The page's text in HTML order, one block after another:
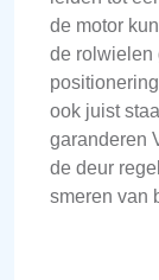
de motor
de rolwielen
ook juist
garanderen
de deur
smeren van